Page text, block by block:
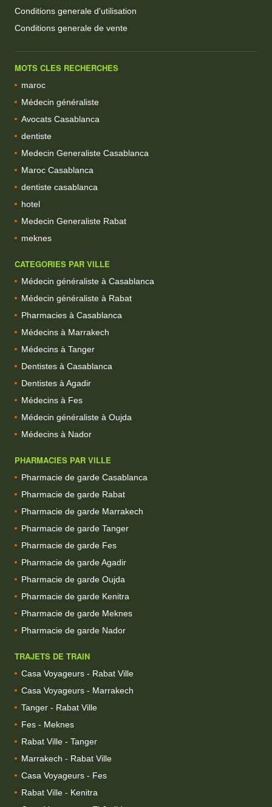
Conditions generale d'utilisation
Conditions generale de vente
MOTS CLES RECHERCHES
maroc
Médecin généraliste
Avocats Casablanca
dentiste
Medecin Generaliste Casablanca
Maroc Casablanca
dentiste casablanca
hotel
Medecin Generaliste Rabat
meknes
CATEGORIES PAR VILLE
Médecin généraliste à Casablanca
Médecin généraliste à Rabat
Pharmacies à Casablanca
Médecins à Marrakech
Médecins à Tanger
Dentistes à Casablanca
Dentistes à Agadir
Médecins à Fes
Médecin généraliste à Oujda
Médecins à Nador
PHARMACIES PAR VILLE
Pharmacie de garde Casablanca
Pharmacie de garde Rabat
Pharmacie de garde Marrakech
Pharmacie de garde Tanger
Pharmacie de garde Fes
Pharmacie de garde Agadir
Pharmacie de garde Oujda
Pharmacie de garde Kenitra
Pharmacie de garde Meknes
Pharmacie de garde Nador
TRAJETS DE TRAIN
Casa Voyageurs - Rabat Ville
Casa Voyageurs - Marrakech
Tanger - Rabat Ville
Fes - Meknes
Rabat Ville - Tanger
Marrakech - Rabat Ville
Casa Voyageurs - Fes
Rabat Ville - Kenitra